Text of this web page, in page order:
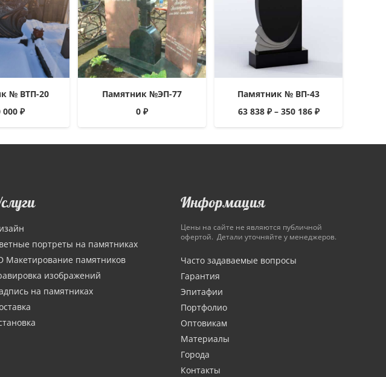
№ ВТП-20
000₽
Памятник №ЭП-77
0₽
Памятник № ВП-43
63 838 ₽– 350 186 ₽
портреты на памятниках
Макетирование памятников
изображений
на памятниках
Информация
Цены на сайте не являются публичной
офертой. Детали уточняйте у менеджеров.
Часто задаваемые вопросы
Гарантия
Эпитафии
Портфолио
Оптовикам
Материалы
Города
Контакты